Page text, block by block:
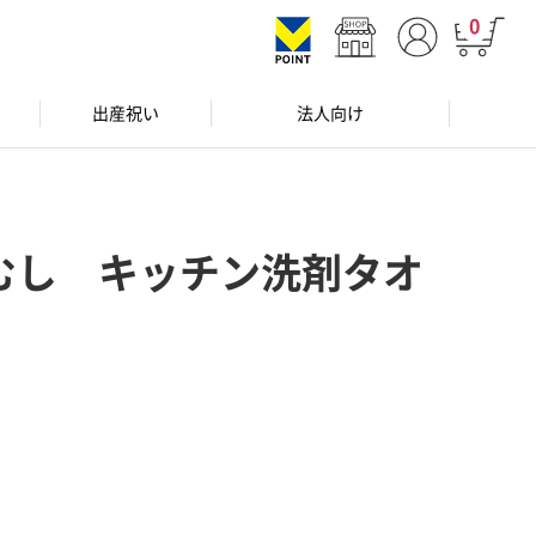
0
出産祝い 法人向け
し キッチン洗剤タオ